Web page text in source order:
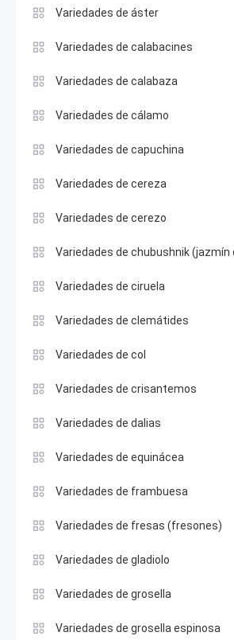
Variedades de áster
Variedades de calabacines
Variedades de calabaza
Variedades de cálamo
Variedades de capuchina
Variedades de cereza
Variedades de cerezo
Variedades de chubushnik (jazmín
Variedades de ciruela
Variedades de clemátides
Variedades de col
Variedades de crisantemos
Variedades de dalias
Variedades de equinácea
Variedades de frambuesa
Variedades de fresas (fresones)
Variedades de gladiolo
Variedades de grosella
Variedades de grosella espinosa